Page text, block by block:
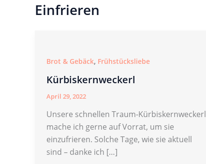
Einfrieren
Brot & Gebäck, Frühstücksliebe
Kürbiskernweckerl
April 29, 2022
Unsere schnellen Traum-Kürbiskernweckerl
mache ich gerne auf Vorrat, um sie
einzufrieren. Solche Tage, wie sie aktuell
sind – danke ich […]